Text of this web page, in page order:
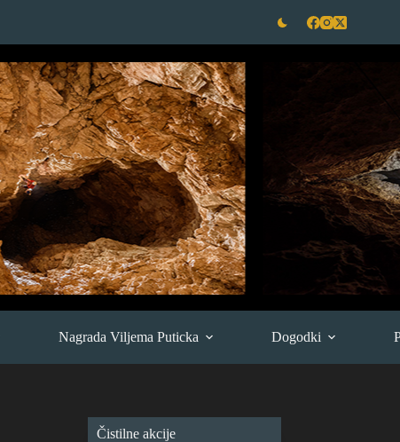
Nagrada Viljema Puticka Dogodki
Čistilne akcije